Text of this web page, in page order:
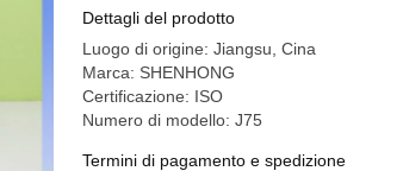
75mm
Dettagli del prodotto
Luogo di origine: Jiangsu, Cina
Marca: SHENHONG
Certificazione: ISO
Numero di modello: J75
Termini di pagamento e spedizione